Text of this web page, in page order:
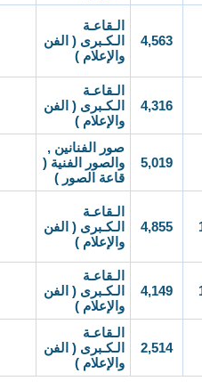
4,563
الـقاعـة
الـكـبرى ( الفن
والإعلام )
4,316
الـقاعـة
الـكـبرى ( الفن
والإعلام )
5,019
صور الفنانين ,
والصور الفنية (
قاعة الصور )
4,855
الـقاعـة
الـكـبرى ( الفن
والإعلام )
4,149
الـقاعـة
الـكـبرى ( الفن
والإعلام )
2,514
الـقاعـة
الـكـبرى ( الفن
والإعلام )